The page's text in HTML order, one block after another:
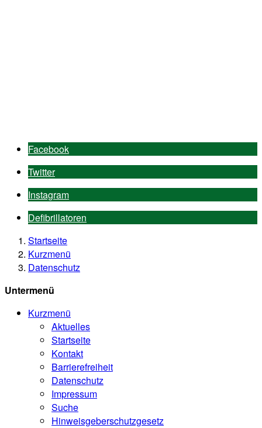
Facebook
Twitter
Instagram
Defibrillatoren
Startseite
Kurzmenü
Datenschutz
Untermenü
Kurzmenü
Aktuelles
Startseite
Kontakt
Barrierefreiheit
Datenschutz
Impressum
Suche
Hinweisgeberschutzgesetz